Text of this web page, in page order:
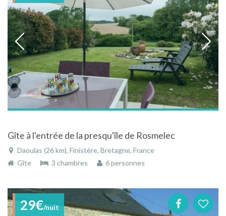
Gîte à l'entrée de la presqu'île de Rosmelec
Daoulas (26 km), Finistère, Bretagne, France
Gîte
3 chambres 6 personnes
29€/nuit